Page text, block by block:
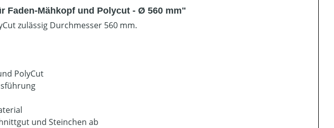
Faden-Mähkopf und Polycut - Ø 560 mm"
zulässig Durchmesser 560 mm.
PolyCut
und Steinchen ab